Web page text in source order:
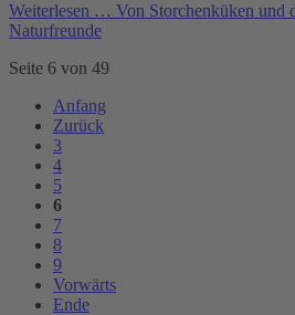
Weiterlesen … Von Storchenküken und
Naturfreunde
Seite 6 von 49
Anfang
Zurück
3
4
5
6
7
8
9
Vorwärts
Ende